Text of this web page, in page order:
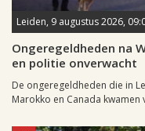
Leiden, 9 augustus 2026,
Ongeregeldheden na
en politie onverwacht
De ongeregeldheden die in
Marokko en Canada kwamen